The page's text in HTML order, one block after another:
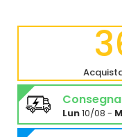
Lun10/08 -